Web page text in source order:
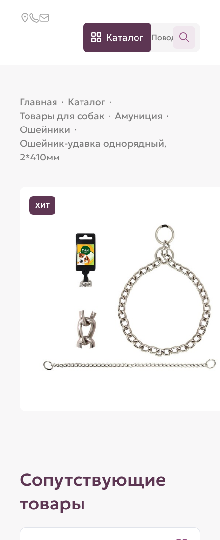
Каталог
Главная · Каталог ·
Товары для собак · Амуниция ·
Ошейники ·
Ошейник-удавка однорядный,
2*410мм
ХИТ
Сопутствующие
товары